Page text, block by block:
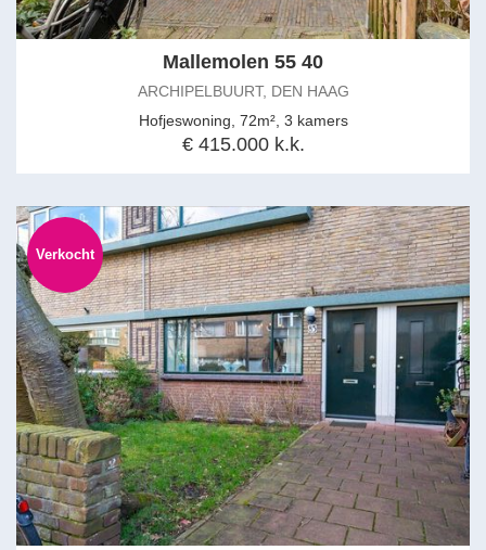
Mallemolen 55 40
ARCHIPELBUURT, DEN HAAG
Hofjeswoning, 72m², 3 kamers
€ 415.000 k.k.
Verkocht